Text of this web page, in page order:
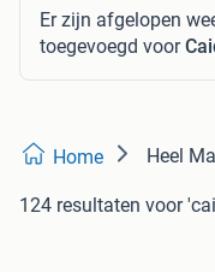
Er zijn afgelopen
toegevoegd voor
Home Heel
124 resultaten voor